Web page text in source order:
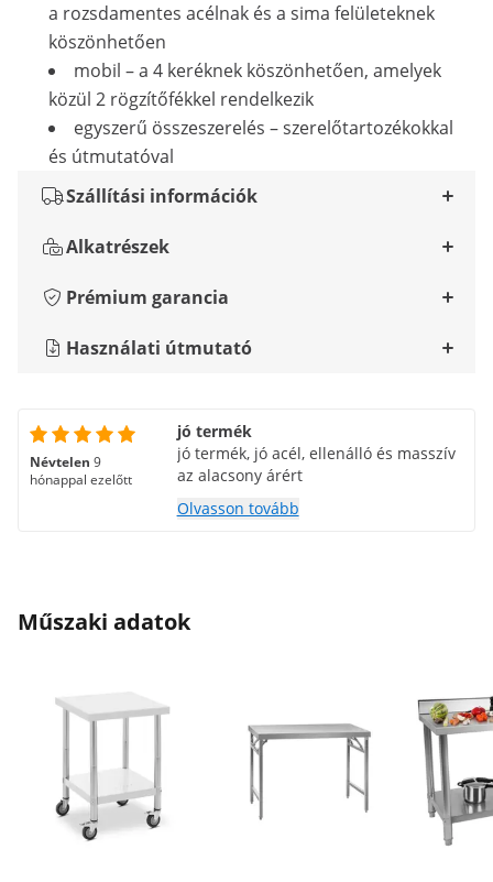
a rozsdamentes acélnak és a sima felületeknek
köszönhetően
mobil – a 4 keréknek köszönhetően, amelyek
közül 2 rögzítőfékkel rendelkezik
egyszerű összeszerelés – szerelőtartozékokkal
és útmutatóval
Szállítási információk
Alkatrészek
Prémium garancia
Használati útmutató
Névtelen 9
hónappal ezelőtt
jó termék
jó termék, jó acél, ellenálló és masszív
az alacsony árért
Olvasson tovább
Műszaki adatok